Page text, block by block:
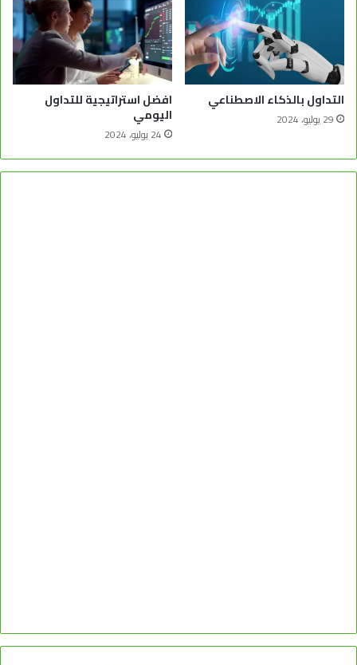
التداول بالذكاء الاصطناعي
29 يوليو، 2024
افضل استراتيجية للتداول
اليومي
24 يوليو، 2024